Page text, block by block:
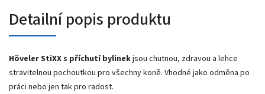
Detailní popis produktu
Höveler StiXX s příchutí bylinekjsou chutnou, zdravou a lehce
stravitelnou pochoutkou pro všechny koně. Vhodné jako odměna po
práci nebo jen tak pro radost.